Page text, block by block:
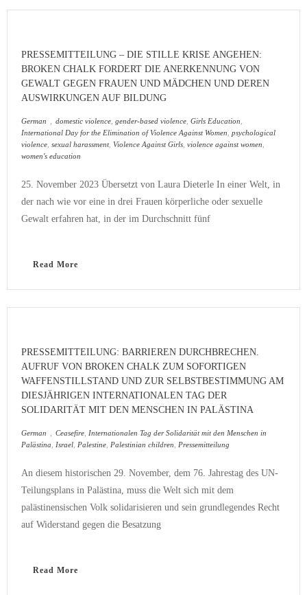
PRESSEMITTEILUNG – DIE STILLE KRISE ANGEHEN:
BROKEN CHALK FORDERT DIE ANERKENNUNG VON
GEWALT GEGEN FRAUEN UND MÄDCHEN UND DEREN
AUSWIRKUNGEN AUF BILDUNG
German domestic violence gender-based violence Girls Education
International Day for the Elimination of Violence Against Women psychological
violence sexual harassment Violence Against Girls violence against women
women's education
25. November 2023 Übersetzt von Laura Dieterle In einer Welt, in
der nach wie vor eine in drei Frauen körperliche oder sexuelle
Gewalt erfahren hat, in der im Durchschnitt fünf
Read More
PRESSEMITTEILUNG: BARRIEREN DURCHBRECHEN.
AUFRUF VON BROKEN CHALK ZUM SOFORTIGEN
WAFFENSTILLSTAND UND ZUR SELBSTBESTIMMUNG AM
DIESJÄHRIGEN INTERNATIONALEN TAG DER
SOLIDARITÄT MIT DEN MENSCHEN IN PALÄSTINA
German Ceasefire Internationalen Tag der Solidarität mit den Menschen in
Palästina
Israel Palestine Palestinian children Pressemitteilung
An diesem historischen 29. November, dem 76. Jahrestag des UN-
Teilungsplans in Palästina, muss die Welt sich mit dem
palästinensischen Volk solidarisieren und sein grundlegendes Recht
auf Widerstand gegen die Besatzung
Read More